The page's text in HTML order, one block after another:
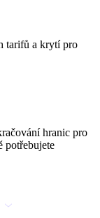
tarifů a krytí pro
hranic pro
potřebujete